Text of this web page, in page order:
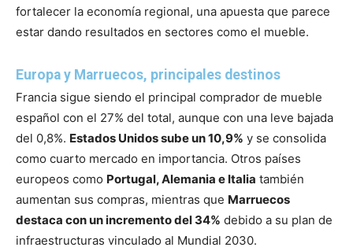
fortalecer la economía regional, una apuesta que parece
estar dando resultados en sectores como el mueble.
Europa y Marruecos, principales destinos
Francia sigue siendo el principal comprador de mueble
español con el 27% del total, aunque con una leve bajada
del 0,8%. Estados Unidos sube un 10,9% y se consolida
como cuarto mercado en importancia. Otros países
europeos como Portugal, Alemania e Italia también
aumentan sus compras, mientras que Marruecos
destaca con un incremento del 34% debido a su plan de
infraestructuras vinculado al Mundial 2030.